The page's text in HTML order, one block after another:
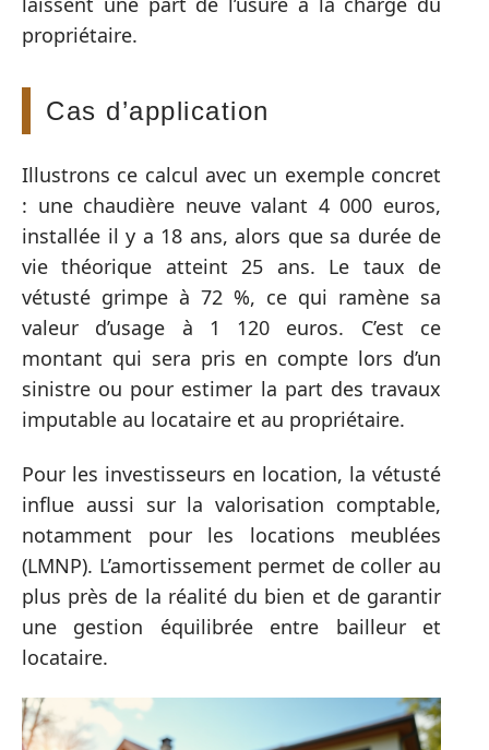
propriétaire.
Cas d’application
Illustrons ce calcul avec un exemple concret
: une chaudière neuve valant 4 000 euros,
installée il y a 18 ans, alors que sa durée de
vie théorique atteint 25 ans. Le taux de
vétusté grimpe à 72 %, ce qui ramène sa
valeur d’usage à 1 120 euros. C’est ce
montant qui sera pris en compte lors d’un
sinistre ou pour estimer la part des travaux
imputable au locataire et au propriétaire.
Pour les investisseurs en location, la vétusté
influe aussi sur la valorisation comptable,
notamment pour les locations meublées
(LMNP). L’amortissement permet de coller au
plus près de la réalité du bien et de garantir
une gestion équilibrée entre bailleur et
locataire.